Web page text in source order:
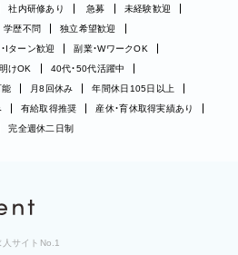
社内研修あり 急募
未経験歓迎
学歴不問
独立希望歓迎
Iターン歓迎
副業・WワークOK
けOK
40代・50代活躍中
能 月8回休み
年間休日105日以上
有給取得推奨
産休・育休取得実績あり
完全週休二日制
人サイトNo.1